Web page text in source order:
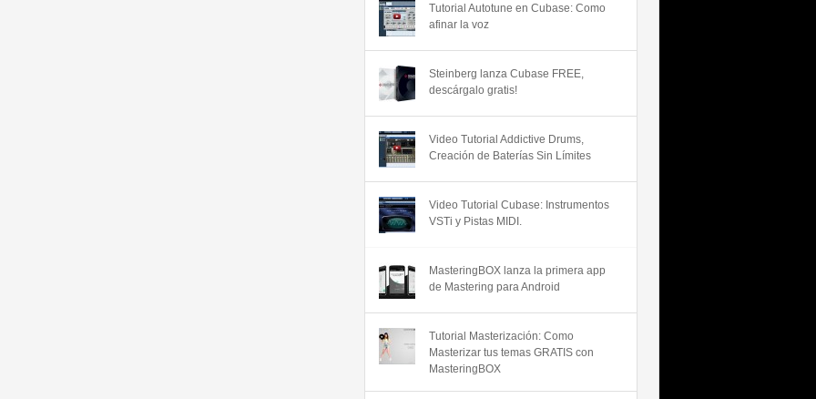
Tutorial Autotune en Cubase: Como
afinar la voz
Steinberg lanza Cubase FREE,
descárgalo gratis!
Video Tutorial Addictive Drums,
Creación de Baterías Sin Límites
Video Tutorial Cubase: Instrumentos
VSTi y Pistas MIDI.
MasteringBOX lanza la primera app
de Mastering para Android
Tutorial Masterización: Como
Masterizar tus temas GRATIS con
MasteringBOX